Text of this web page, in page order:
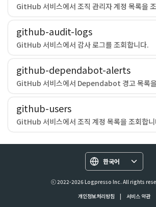
GitHub 서비스에서 조직 관리자 계정 목록을
github-audit-logs
GitHub 서비스에서 감사 로그를 조회합니다.
github-dependabot-alerts
GitHub 서비스에서 Dependabot 경고 목록
github-users
GitHub 서비스에서 조직 계정 목록을 조회합
한국어
ⓒ 2022-2026 Logpresso Inc. All rights
개인정보처리방침
| 서비스 약관